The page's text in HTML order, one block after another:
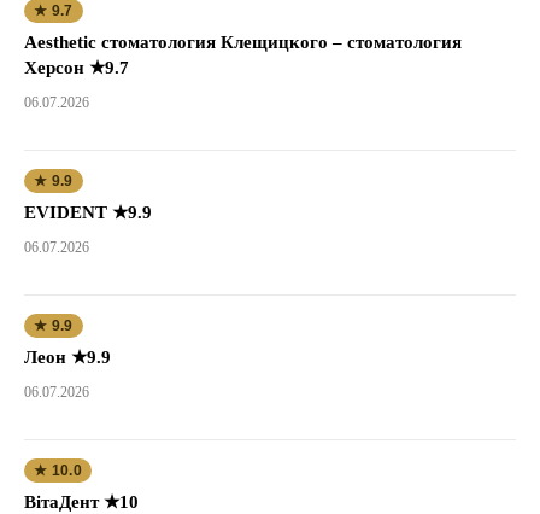
★ 9.7
Aesthetic стоматология Клещицкого – стоматология
Херсон ★9.7
06.07.2026
★ 9.9
EVIDENT ★9.9
06.07.2026
★ 9.9
Леон ★9.9
06.07.2026
★ 10.0
ВітаДент ★10